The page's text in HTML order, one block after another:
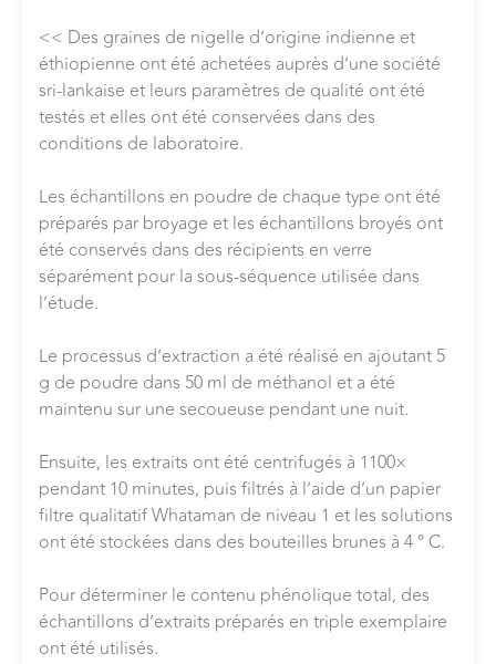
<< Des graines de nigelle d’origine indienne et
éthiopienne ont été achetées auprès d’une société
sri-lankaise et leurs paramètres de qualité ont été
testés et elles ont été conservées dans des
conditions de laboratoire.
Les échantillons en poudre de chaque type ont été
préparés par broyage et les échantillons broyés ont
été conservés dans des récipients en verre
séparément pour la sous-séquence utilisée dans
l’étude.
Le processus d’extraction a été réalisé en ajoutant 5
g de poudre dans 50 ml de méthanol et a été
maintenu sur une secoueuse pendant une nuit.
Ensuite, les extraits ont été centrifugés à 1100×
pendant 10 minutes, puis filtrés à l’aide d’un papier
filtre qualitatif Whataman de niveau 1 et les solutions
ont été stockées dans des bouteilles brunes à 4 ° C.
Pour déterminer le contenu phénolique total, des
échantillons d’extraits préparés en triple exemplaire
ont été utilisés.